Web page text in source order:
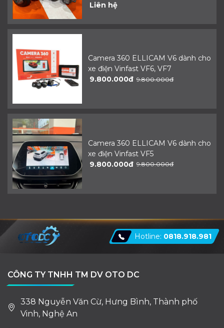
Liên hệ
Camera 360 ELLICAM V6 dành cho
xe điện Vinfast VF6, VF7
9.800.000đ 9.800.000đ
Camera 360 ELLICAM V6 dành cho
xe điện Vinfast VF5
9.800.000đ 9.800.000đ
Hotline: 0818.918.981
CÔNG TY TNHH TM DV OTO DC
338 Nguyễn Văn Cừ, Hưng Bình, Thành phố
Vinh, Nghệ An